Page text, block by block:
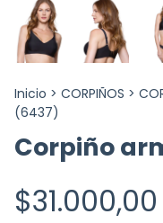
Inicio > CORPIÑOS >
(6437)
Corpiño
$31.000,00